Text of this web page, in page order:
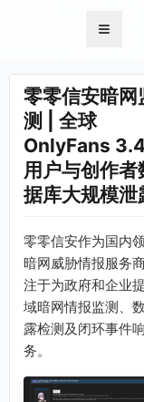
零零信安暗网
测 | 全球
OnlyFans
用户与创作者
据库大规模泄
零零信安作为国内
暗网威胁情报服务
注于为政府和企业
域暗网情报监测、
露检测及闭环事件
务。